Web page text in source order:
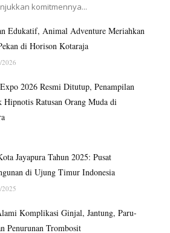
komitmennya...
Edukatif, Animal Adventure Meriahkan
di Horison Kotaraja
2026 Resmi Ditutup, Penampilan
Hipnotis Ratusan Orang Muda di
Jayapura Tahun 2025: Pusat
di Ujung Timur Indonesia
Komplikasi Ginjal, Jantung, Paru-
Penurunan Trombosit